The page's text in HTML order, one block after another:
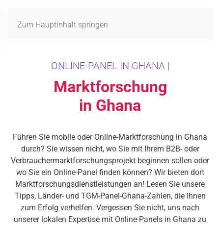
Zum Hauptinhalt springen
ONLINE-PANEL IN GHANA |
Marktforschung
in Ghana
Führen Sie mobile oder Online-Marktforschung in Ghana
durch? Sie wissen nicht, wo Sie mit Ihrem B2B- oder
Verbrauchermarktforschungsprojekt beginnen sollen oder
wo Sie ein Online-Panel finden können? Wir bieten dort
Marktforschungsdienstleistungen an! Lesen Sie unsere
Tipps, Länder- und TGM-Panel-Ghana-Zahlen, die Ihnen
zum Erfolg verhelfen. Vergessen Sie nicht, uns nach
unserer lokalen Expertise mit Online-Panels in Ghana zu